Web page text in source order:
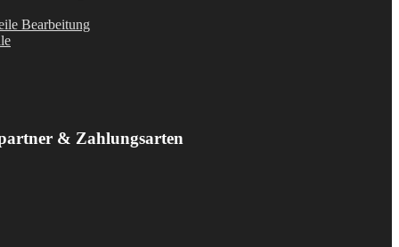
Bearbeitung
& Zahlungsarten